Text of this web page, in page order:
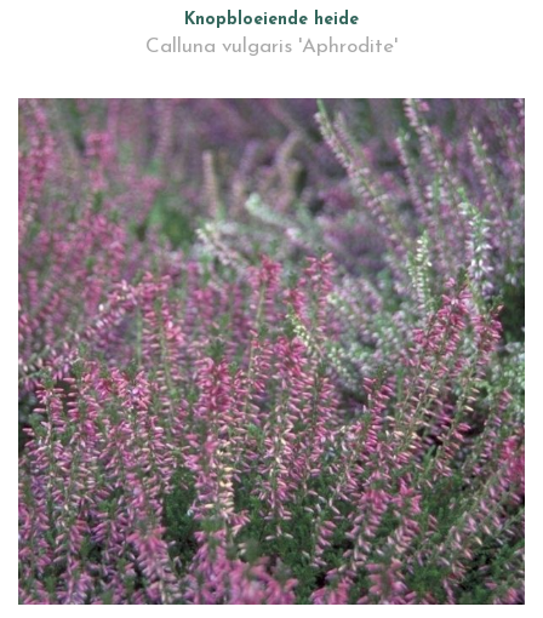
Knopbloeiende heide
Calluna vulgaris 'Aphrodite'